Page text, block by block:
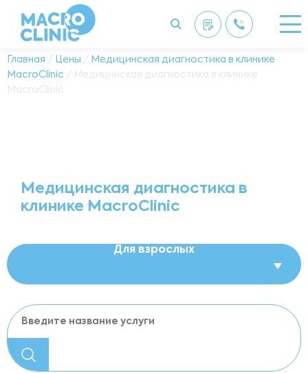
Главная / Цены /
Медицинская диагностика в клинике
MacroClinic / Медицинская диагностика в клинике
MacroClinic
Медицинская диагностика в
клинике MacroClinic
Для взрослых